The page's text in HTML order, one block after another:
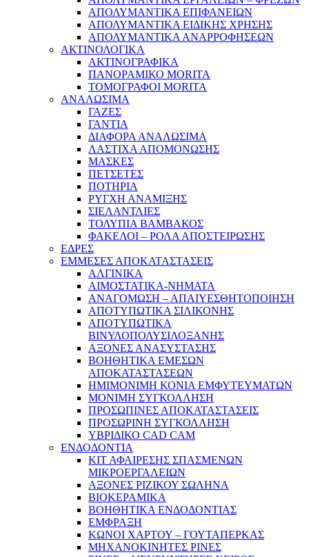
ΑΠΟΛΥΜΑΝΤΙΚΑ ΕΠΙΦΑΝΕΙΩΝ
ΑΠΟΛΥΜΑΝΤΙΚΑ ΕΙΔΙΚΗΣ ΧΡΗΣΗΣ
ΑΠΟΛΥΜΑΝΤΙΚΑ ΑΝΑΡΡΟΦΗΣΕΩΝ
ΑΚΤΙΝΟΛΟΓΙΚΑ
ΑΚΤΙΝΟΓΡΑΦΙΚΑ
ΠΑΝΟΡΑΜΙΚΟ MORITA
ΤΟΜΟΓΡΑΦΟΙ MORITA
ΑΝΑΛΩΣΙΜΑ
ΓΑΖΕΣ
ΓΑΝΤΙΑ
ΔΙΑΦΟΡΑ ΑΝΑΛΩΣΙΜΑ
ΛΑΣΤΙΧΑ ΑΠΟΜΟΝΩΣΗΣ
ΜΑΣΚΕΣ
ΠΕΤΣΕΤΕΣ
ΠΟΤΗΡΙΑ
ΡΥΓΧΗ ΑΝΑΜΙΞΗΣ
ΣΙΕΛΑΝΤΛΙΕΣ
ΤΟΛΥΠΙΑ ΒΑΜΒΑΚΟΣ
ΦΑΚΕΛΟΙ – ΡΟΛΑ ΑΠΟΣΤΕΙΡΩΣΗΣ
ΕΔΡΕΣ
ΕΜΜΕΣΕΣ ΑΠΟΚΑΤΑΣΤΑΣΕΙΣ
ΑΛΓΙΝΙΚΑ
ΑΙΜΟΣΤΑΤΙΚΑ-ΝΗΜΑΤΑ
ΑΝΑΓΟΜΩΣΗ – ΑΠΑΙΥΕΣΘΗΤΟΠΟΙΗΣΗ
ΑΠΟΤΥΠΩΤΙΚΑ ΣΙΛΙΚΟΝΗΣ
ΑΠΟΤΥΠΩΤΙΚΑ
ΒΙΝΥΛΟΠΟΛΥΣΙΛΟΞΑΝΗΣ
ΑΞΟΝΕΣ ΑΝΑΣΥΣΤΑΣΗΣ
ΒΟΗΘΗΤΙΚΑ ΕΜΕΣΩΝ
ΑΠΟΚΑΤΑΣΤΑΣΕΩΝ
ΗΜΙΜΟΝΙΜΗ ΚΟΝΙΑ ΕΜΦΥΤΕΥΜΑΤΩΝ
ΜΟΝΙΜΗ ΣΥΓΚΟΛΛΗΣΗ
ΠΡΟΣΩΠΙΝΕΣ ΑΠΟΚΑΤΑΣΤΑΣΕΙΣ
ΠΡΟΣΩΡΙΝΗ ΣΥΓΚΟΛΛΗΣΗ
ΥΒΡΙΔΙΚΟ CAD CAM
ΕΝΔΟΔΟΝΤΙΑ
ΚΙΤ ΑΦΑΙΡΕΣΗΣ ΣΠΑΣΜΕΝΩΝ
ΜΙΚΡΟΕΡΓΑΛΕΙΩΝ
ΑΞΟΝΕΣ ΡΙΖΙΚΟΥ ΣΩΛΗΝΑ
ΒΙΟΚΕΡΑΜΙΚΑ
ΒΟΗΘΗΤΙΚΑ ΕΝΔΟΔΟΝΤΙΑΣ
ΕΜΦΡΑΞΗ
ΚΩΝΟΙ ΧΑΡΤΟΥ – ΓΟΥΤΑΠΕΡΚΑΣ
ΜΗΧΑΝΟΚΙΝΗΤΕΣ ΡΙΝΕΣ